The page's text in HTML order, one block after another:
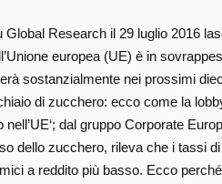
Global Research il 29 luglio 2016
europea (UE) è in
sostanzialmente nei prossimi
di zucchero: ecco come la
dal gruppo Corporate
dello zucchero, rileva che i tassi
a reddito più basso. Ecco